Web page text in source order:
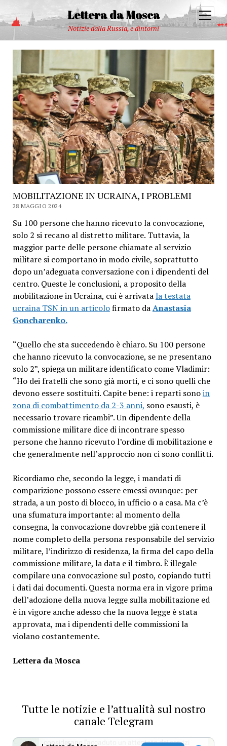
Lettera da Mosca
Notizie dalla Russia, e dintorni
open
menu
MOBILITAZIONE IN UCRAINA, I PROBLEMI
28 MAGGIO 2024
Su 100 persone che hanno ricevuto la convocazione,
solo 2 si recano al distretto militare. Tuttavia, la
maggior parte delle persone chiamate al servizio
militare si comportano in modo civile, soprattutto
dopo un’adeguata conversazione con i dipendenti del
centro. Queste le conclusioni, a proposito della
mobilitazione in Ucraina, cui è arrivata la testata
ucraina TSN in un articolofirmato daAnastasia
Goncharenko.
“Quello che sta succedendo è chiaro. Su 100 persone
che hanno ricevuto la convocazione, se ne presentano
solo 2”, spiega un militare identificato come Vladimir:
“Ho dei fratelli che sono già morti, e ci sono quelli che
devono essere sostituiti. Capite bene: i reparti sonoin
zona di combattimento da 2-3 anni, sono esausti, è
necessario trovare ricambi”. Un dipendente della
commissione militare dice di incontrare spesso
persone che hanno ricevuto l’ordine di mobilitazione e
che generalmente nell’approccio non ci sono conflitti.
Ricordiamo che, secondo la legge, i mandati di
comparizione possono essere emessi ovunque: per
strada, a un posto di blocco, in ufficio o a casa. Ma c’è
una sfumatura importante: al momento della
consegna, la convocazione dovrebbe già contenere il
nome completo della persona responsabile del servizio
militare, l’indirizzo di residenza, la firma del capo della
commissione militare, la data e il timbro. È illegale
compilare una convocazione sul posto, copiando tutti
i dati dai documenti. Questa norma era in vigore prima
dell’adozione della nuova legge sulla mobilitazione ed
è in vigore anche adesso che la nuova legge è stata
approvata, ma i dipendenti delle commissioni la
violano costantemente.
Lettera da Mosca
Tutte le notizie e l’attualità sul nostro
canale Telegram